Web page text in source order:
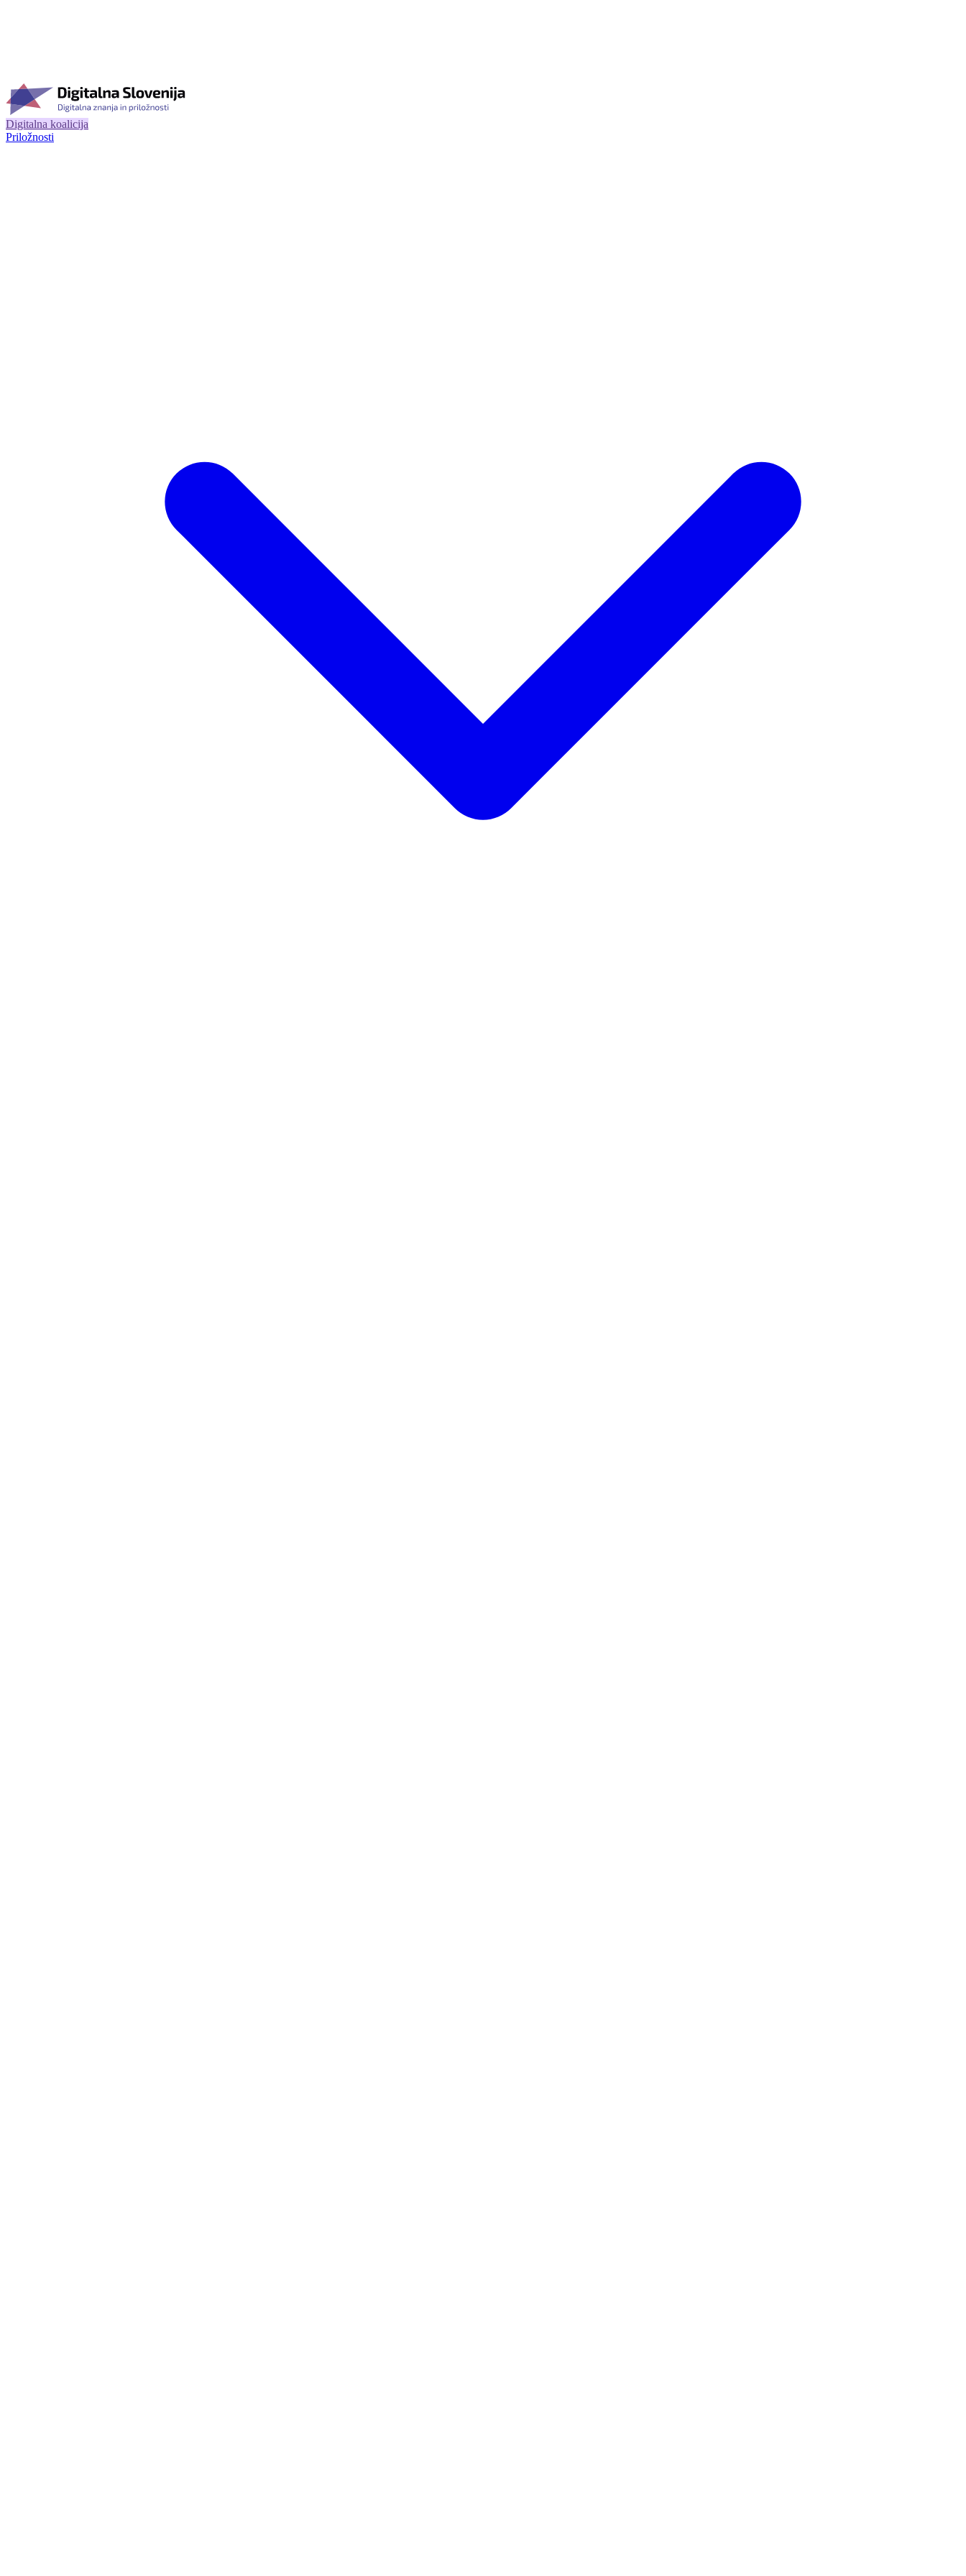
Digitalna koalicija
Priložnosti